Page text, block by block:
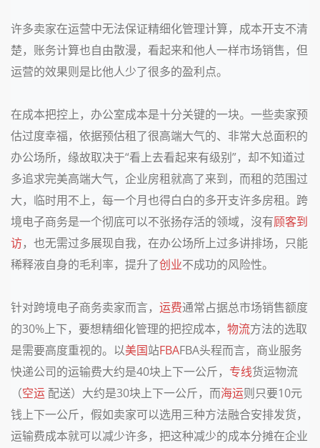
许多卖家在运营中无法保证精细化管理计算，成本开支不清
楚，账务计算也自由散漫，看起来和他人一样市场销售，但
运营的效果则是比他人少了很多的盈利点。
在成本把控上，办公室成本是十分关键的一块。一些卖家预
估过度幸福，依据预估租了很高端大气的、非常大总面积的
办公场所，缘故取决于“看上去看起来有级别”，却不知道过
多追求完美高端大气，企业房租就高了来到，而租的范围过
大，临时用不上，每一个月也得白白的多开支许多房租。跨
境电子商务是一个彻底可以不张扬存活的领域，沒有顾客到
访，也无需过多展现自我，在办公场所上过多讲排场，只能
稀释液自身的毛利率，提升了创业不成功的风险性。
针对跨境电子商务卖家而言， 运费通常占据总市场销售额度
的30%上下，要想精细化管理的把控成本， 物流方法的选取
是需要高度重视的。以美国站FBAFBA头程而言，商业服务
快递公司的运输费大约是40块上下一公斤， 专线货运物流
（空运 配送）大约是30块上下一公斤，而海运则只要10元
钱上下一公斤，假如卖家可以选用三种方法融合安排发货，
运输费成本就可以减少许多，把这种减少的成本分摊在企业